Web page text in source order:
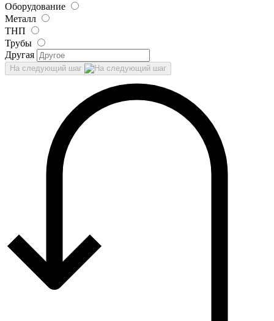
Оборудование
Металл
ТНП
Трубы
Другая
На следующий шаг